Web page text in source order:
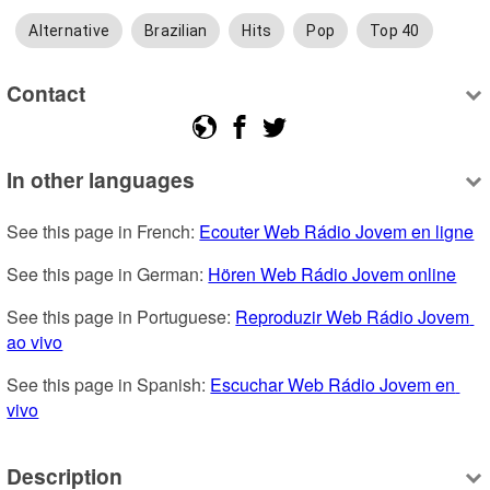
Alternative Brazilian Hits Pop Top 40
Contact
In other languages
See this page in French: Ecouter Web Rádio Jovem en ligne
See this page in German: Hören Web Rádio Jovem online
See this page in Portuguese: Reproduzir Web Rádio Jovem
ao vivo
See this page in Spanish: Escuchar Web Rádio Jovem en
vivo
Description